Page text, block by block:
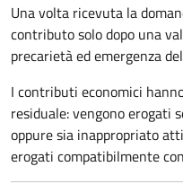
Una volta ricevuta la
contributo solo dopo una
precarietà ed emergenza
I contributi economici
residuale: vengono erogati
oppure sia inappropriato
erogati compatibilmente